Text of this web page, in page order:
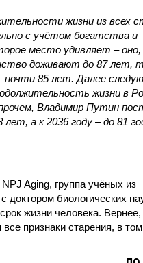
жизни из всех
с учётом богатства и
место удивляет – оно,
доживают до 87 лет,
почти 85 лет. Далее
жизни в
Владимир Путин
а к 2036 году – до 81
Aging, группа учёных из
доктором биологических
жизни человека. Вернее,
признаки старения, в